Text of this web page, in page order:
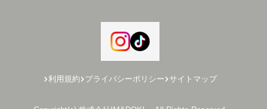
利用規約 プライバシーポリシー サイトマップ